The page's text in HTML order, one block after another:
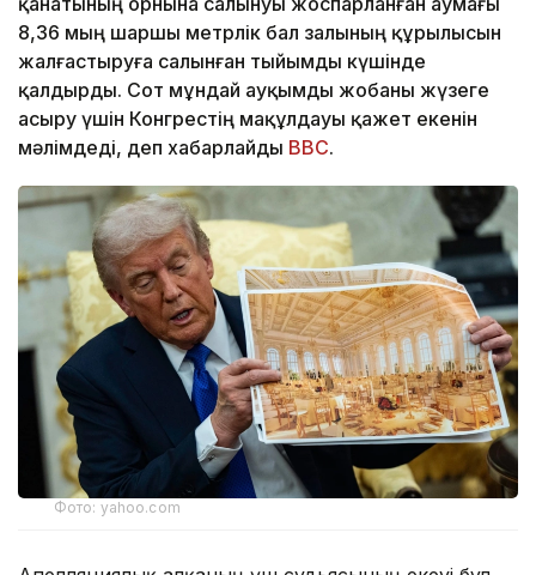
8,36 мың шаршы метрлік бал залының құрылысын
жалғастыруға салынған тыйымды күшінде
қалдырды. Сот мұндай ауқымды жобаны жүзеге
асыру үшін Конгрестің мақұлдауы қажет екенін
мәлімдеді, деп хабарлайды BBC.
Фото: yahoo.com